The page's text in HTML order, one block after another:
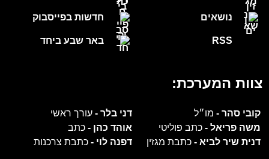
חדשות בפייסבוק
באר שבע ביחד
נושאים
RSS
צוות המערכת:
קובי סהר - מו״ל דני בלר -עורך ראשי
משה פריאל - כתב פוליטי אוהד כהן -כתב
דנית שיר לביא - כתבת מגזין דפנה לוי -כתבת צרכנות